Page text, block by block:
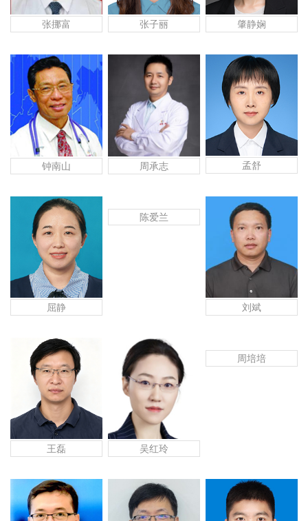
张挪富 张子丽 肇静娴
钟南山 周承志 孟舒
屈静
陈爱兰
刘斌
王磊 吴红玲
周培培